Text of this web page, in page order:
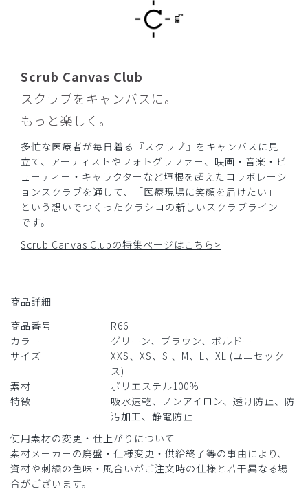
Scrub Canvas Club
スクラブをキャンバスに。
もっと楽しく。
多忙な医療者が毎日着る『スクラブ』をキャンバスに見
立て、アーティストやフォトグラファー、映画・音楽・ビ
ューティー・キャラクターなど垣根を超えたコラボレーシ
ョンスクラブを通して、「医療現場に笑顔を届けたい」
という想いでつくったクラシコの新しいスクラブライン
です。
Scrub Canvas Clubの特集ページはこちら>
商品詳細
商品番号
R66
カラー
グリーン、ブラウン、ボルドー
サイズ
XXS、XS、S 、M、L、XL (ユニセック
ス)
素材
ポリエステル100%
特徴
吸水速乾、ノンアイロン、透け防止、防
汚加工、静電防止
使用素材の変更・仕上がりについて
素材メーカーの廃盤・仕様変更・供給終了等の事由により、
資材や刺繍の色味・風合いがご注文時の仕様と若干異なる場
合がございます。